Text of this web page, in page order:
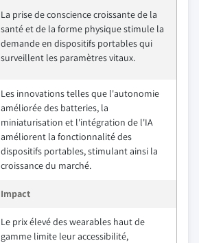
La prise de conscience croissante de la
santé et de la forme physique stimule la
demande en dispositifs portables qui
surveillent les paramètres vitaux.
Les innovations telles que l'autonomie
améliorée des batteries, la
miniaturisation et l'intégration de l'IA
améliorent la fonctionnalité des
dispositifs portables, stimulant ainsi la
croissance du marché.
Impact
Le prix élevé des wearables haut de
gamme limite leur accessibilité,